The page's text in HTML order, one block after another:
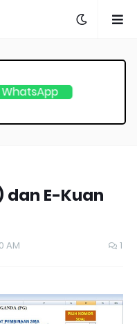
dan E-Kuan
AM 1